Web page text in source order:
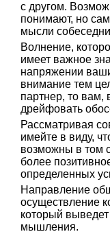
с другом.
понимают, но
мысли
Волнение,
имеет важное
напряжении
внимание тем
партнер, то вам,
дрейфовать
Рассматривая
имейте в виду,
возможны в том
более
определенных
Направление
осуществление
который выведет
мышления.